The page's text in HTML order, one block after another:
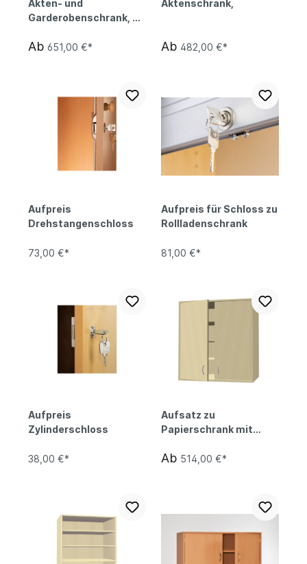
Akten- und
Garderobenschrank, 90
Ab 651,00 €*
Aktenschrank,
Ab 482,00 €*
Aufpreis
Drehstangenschloss
73,00 €*
Aufpreis für Schloss zu
Rollladenschrank
81,00 €*
Aufpreis
Zylinderschloss
38,00 €*
Aufsatz zu
Papierschrank mit
Ab 514,00 €*